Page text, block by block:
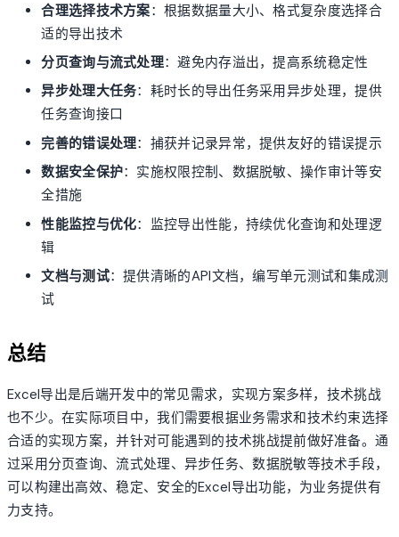
合理选择技术方案：根据数据量大小、格式复杂度选择合
适的导出技术
分页查询与流式处理：避免内存溢出，提高系统稳定性
异步处理大任务：耗时长的导出任务采用异步处理，提供
任务查询接口
完善的错误处理：捕获并记录异常，提供友好的错误提示
数据安全保护：实施权限控制、数据脱敏、操作审计等安
全措施
性能监控与优化：监控导出性能，持续优化查询和处理逻
辑
文档与测试：提供清晰的API文档，编写单元测试和集成测
试
总结
Excel导出是后端开发中的常见需求，实现方案多样，技术挑战
也不少。在实际项目中，我们需要根据业务需求和技术约束选择
合适的实现方案，并针对可能遇到的技术挑战提前做好准备。通
过采用分页查询、流式处理、异步任务、数据脱敏等技术手段，
可以构建出高效、稳定、安全的Excel导出功能，为业务提供有
力支持。